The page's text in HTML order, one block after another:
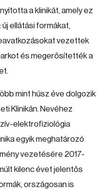
a klinikát, amely ez
ellátási formákat,
vezettek
és megerősítették a
mint húsz éve dolgozik
Klinikán. Nevéhez
elektrofiziológia
egyik meghatározó
vezetésére 2017-
kilenc évet jelentős
országosan is